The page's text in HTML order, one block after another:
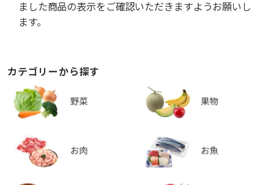
ました商品の表示をご確認いただきますようお願いし
ます。
カテゴリーから探す